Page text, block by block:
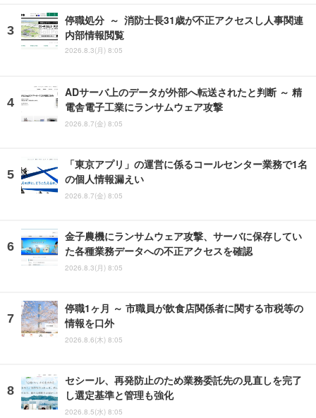
停職処分 ～ 消防士長31歳が不正アクセスし人事関連
内部情報閲覧
2026.8.3(月) 8:05
ADサーバ上のデータが外部へ転送されたと判断 ～ 精
電舎電子工業にランサムウェア攻撃
2026.8.7(金) 8:05
「東京アプリ」の運営に係るコールセンター業務で1名
の個人情報漏えい
2026.8.7(金) 8:05
金子農機にランサムウェア攻撃、サーバに保存してい
た各種業務データへの不正アクセスを確認
2026.8.3(月) 8:05
停職1ヶ月 ～ 市職員が飲食店関係者に関する市税等の
情報を口外
2026.8.6(木) 8:05
セシール、再発防止のため業務委託先の見直しを完了
し選定基準と管理も強化
2026.8.5(水) 8:05